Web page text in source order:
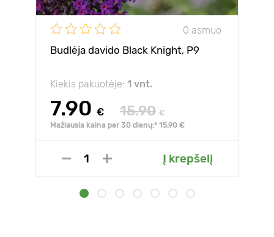
0 asmuo
Budlėja davido Black Knight, P9
Kiekis pakuotėje: 1 vnt.
7.90 € 15.90 €
Mažiausia kaina per 30 dienų:* 15.90 €
Į krepšelį